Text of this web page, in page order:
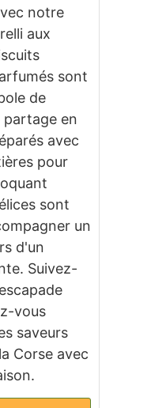
notre
aux
sont
de
en
avec
pour
sont
un
d'un
Suivez-
vous
saveurs
Corse avec